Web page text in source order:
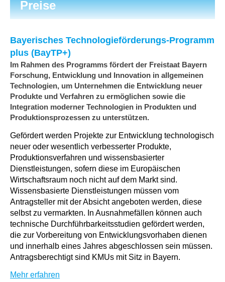
Preise
Bayerisches Technologieförderungs-Programm
plus (BayTP+)
Im Rahmen des Programms fördert der Freistaat Bayern
Forschung, Entwicklung und Innovation in allgemeinen
Technologien, um Unternehmen die Entwicklung neuer
Produkte und Verfahren zu ermöglichen sowie die
Integration moderner Technologien in Produkten und
Produktionsprozessen zu unterstützen.
Gefördert werden Projekte zur Entwicklung technologisch
neuer oder wesentlich verbesserter Produkte,
Produktionsverfahren und wissensbasierter
Dienstleistungen, sofern diese im Europäischen
Wirtschaftsraum noch nicht auf dem Markt sind.
Wissensbasierte Dienstleistungen müssen vom
Antragsteller mit der Absicht angeboten werden, diese
selbst zu vermarkten. In Ausnahmefällen können auch
technische Durchführbarkeitsstudien gefördert werden,
die zur Vorbereitung von Entwicklungsvorhaben dienen
und innerhalb eines Jahres abgeschlossen sein müssen.
Antragsberechtigt sind KMUs mit Sitz in Bayern.
Mehr erfahren